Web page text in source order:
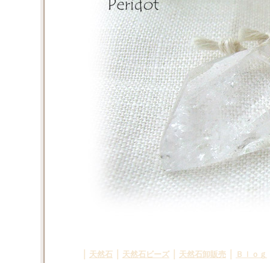
天然石 天然石ビーズ｜ 天然石卸販売 Ｂｌｏｇ